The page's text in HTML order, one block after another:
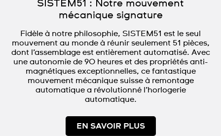
SISTEM51 : Notre mouvement
mécanique signature
Fidèle à notre philosophie, SISTEM51 est le seul
mouvement au monde à réunir seulement 51 pièces,
dont l’assemblage est entièrement automatisé. Avec
une autonomie de 90 heures et des propriétés anti-
magnétiques exceptionnelles, ce fantastique
mouvement mécanique suisse à remontage
automatique a révolutionné l’horlogerie
automatique.
EN SAVOIR PLUS